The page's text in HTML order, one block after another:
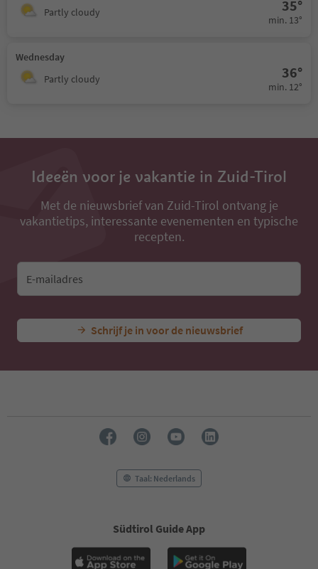
Partly cloudy
35°
min. 13°
Wednesday
Partly cloudy
36°
min. 12°
Ideeën voor je vakantie in Zuid-Tirol
Met de nieuwsbrief van Zuid-Tirol ontvang je
vakantietips, interessante evenementen en typische
recepten.
E-mailadres
Schrijf je in voor de nieuwsbrief
Taal: Nederlands
Südtirol Guide App